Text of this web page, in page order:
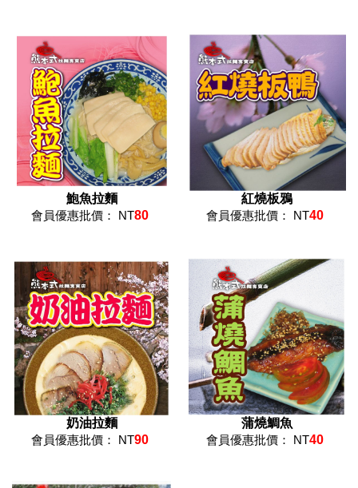
鮑魚拉麵
會員優惠批價： NT80
紅燒板鴉
會員優惠批價： NT40
奶油拉麵
會員優惠批價： NT90
蒲燒鯛魚
會員優惠批價： NT40